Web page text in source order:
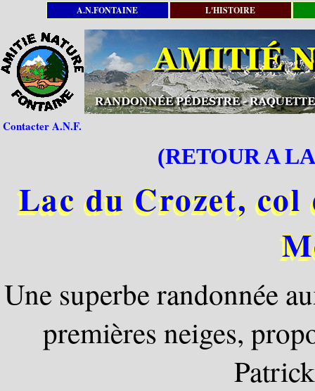
A.N.FONTAINE L'HISTOIRE
Contacter A.N.F.
(RETOUR A
Lac du Crozet,
Une superbe randonnée
premières neiges,